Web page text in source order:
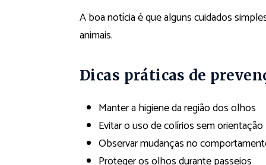
A boa notícia é que alguns cuidados
animais.
Dicas práticas de
Manter a higiene da região dos olhos
Evitar o uso de colírios sem
Observar mudanças no
Proteger os olhos durante passeios